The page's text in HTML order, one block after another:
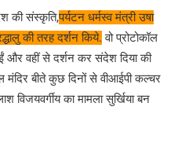
की संस्कृति,पर्यटन धर्मस्व मंत्री उषा
की तरह दर्शन किये. वो प्रोटोकॉल
और वहीं से दर्शन कर संदेश दिया की
मंदिर बीते कुछ दिनों से वीआईपी कल्चर
विजयवर्गीय का मामला सुर्खिया बन